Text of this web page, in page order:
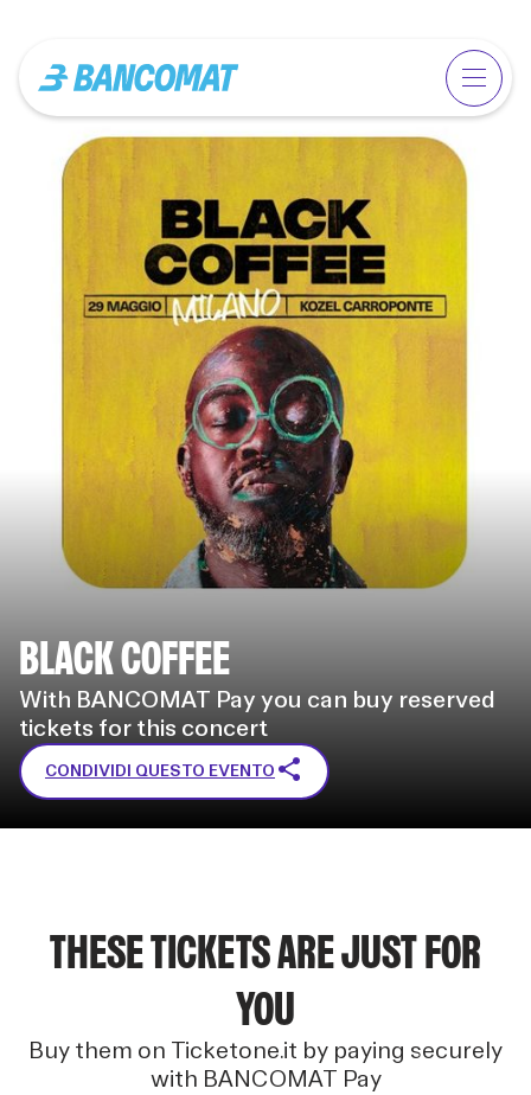
BLACK COFFEE
With BANCOMAT Pay you can buy reserved
tickets for this concert
CONDIVIDI QUESTO EVENTO
THESE TICKETS ARE JUST FOR
YOU
Buy them on Ticketone.it by paying securely
with BANCOMAT Pay